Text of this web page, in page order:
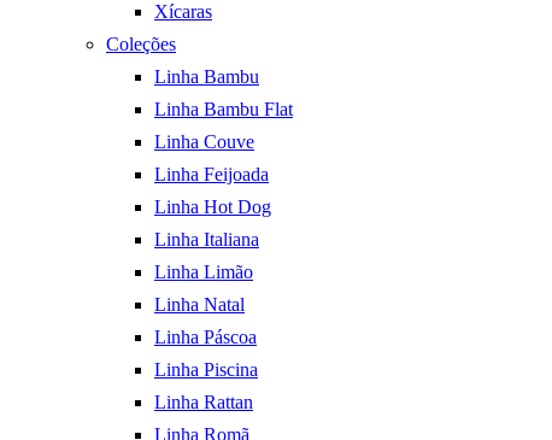
Xícaras
Coleções
Linha Bambu
Linha Bambu Flat
Linha Couve
Linha Feijoada
Linha Hot Dog
Linha Italiana
Linha Limão
Linha Natal
Linha Páscoa
Linha Piscina
Linha Rattan
Linha Romã